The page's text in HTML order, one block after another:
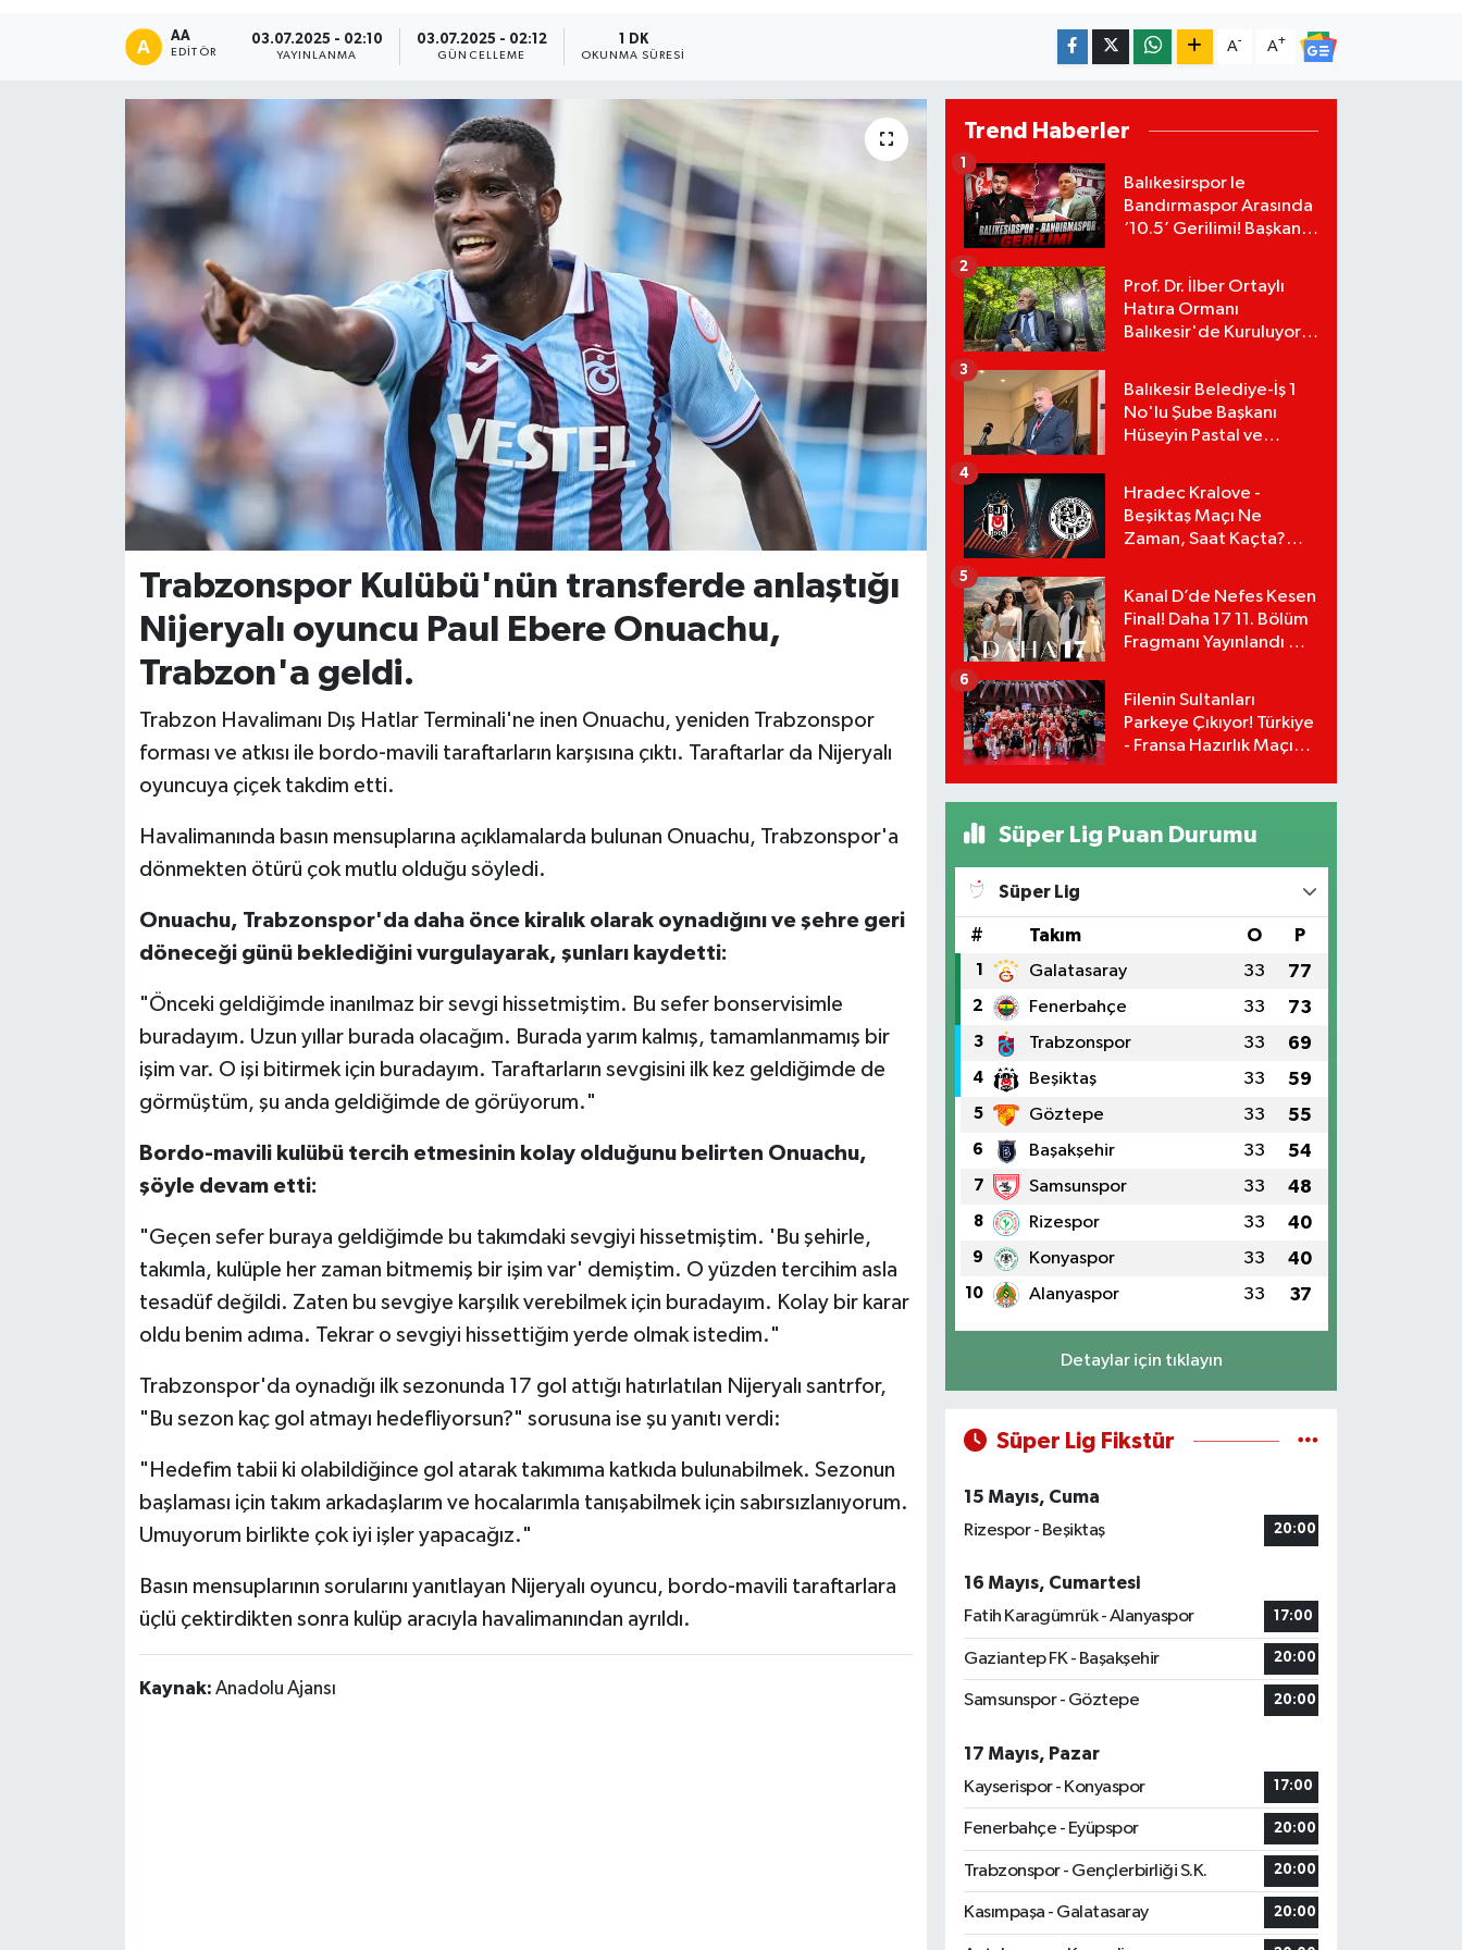
AA
EDITÖR
03.07.2025 - 02:10
YAYINLANMA
03.07.2025 - 02:12
GÜNCELLEME
1 DK
OKUNMA SÜRESI
A- A+
Trabzonspor Kulübü'nün transferde anlaştığı
Nijeryalı oyuncu Paul Ebere Onuachu,
Trabzon'a geldi.
Trabzon Havalimanı Dış Hatlar Terminali'ne inen Onuachu, yeniden Trabzonspor
forması ve atkısı ile bordo-mavili taraftarların karşısına çıktı. Taraftarlar da Nijeryalı
oyuncuya çiçek takdim etti.
Havalimanında basın mensuplarına açıklamalarda bulunan Onuachu, Trabzonspor'a
dönmekten ötürü çok mutlu olduğu söyledi.
Onuachu, Trabzonspor'da daha önce kiralık olarak oynadığını ve şehre geri
döneceği günü beklediğini vurgulayarak, şunları kaydetti:
"Önceki geldiğimde inanılmaz bir sevgi hissetmiştim. Bu sefer bonservisimle
buradayım. Uzun yıllar burada olacağım. Burada yarım kalmış, tamamlanmamış bir
işim var. O işi bitirmek için buradayım. Taraftarların sevgisini ilk kez geldiğimde de
görmüştüm, şu anda geldiğimde de görüyorum."
Bordo-mavili kulübü tercih etmesinin kolay olduğunu belirten Onuachu,
şöyle devam etti:
"Geçen sefer buraya geldiğimde bu takımdaki sevgiyi hissetmiştim. 'Bu şehirle,
takımla, kulüple her zaman bitmemiş bir işim var' demiştim. O yüzden tercihim asla
tesadüf değildi. Zaten bu sevgiye karşılık verebilmek için buradayım. Kolay bir karar
oldu benim adıma. Tekrar o sevgiyi hissettiğim yerde olmak istedim."
Trabzonspor'da oynadığı ilk sezonunda 17 gol attığı hatırlatılan Nijeryalı santrfor,
"Bu sezon kaç gol atmayı hedefliyorsun?" sorusuna ise şu yanıtı verdi:
"Hedefim tabii ki olabildiğince gol atarak takımıma katkıda bulunabilmek. Sezonun
başlaması için takım arkadaşlarım ve hocalarımla tanışabilmek için sabırsızlanıyorum.
Umuyorum birlikte çok iyi işler yapacağız."
Basın mensuplarının sorularını yanıtlayan Nijeryalı oyuncu, bordo-mavili taraftarlara
üçlü çektirdikten sonra kulüp aracıyla havalimanından ayrıldı.
Kaynak: Anadolu Ajansı
Trend Haberler
Balıkesirspor le
Bandırmaspor Arasında
‘10.5’ Gerilimi! Başkan
Murat Karakoyun'a Sert
Tepki!
1
Prof. Dr. İlber Ortaylı
Hatıra Ormanı
Balıkesir'de Kuruluyor!
Bağışlarını Başlattı!
2
Balıkesir Belediye-İş 1
No'lu Şube Başkanı
Hüseyin Pastal ve
3
Hradec Kralove -
Beşiktaş Maçı Ne
Zaman, Saat Kaçta?
Detayları!
4
Kanal D’de Nefes Kesen
Final! Daha 17 11. Bölüm
Fragmanı Yayınlandı Mı?
5
Filenin Sultanları
Parkeye Çıkıyor! Türkiye
- Fransa Hazırlık Maçı
6
Süper Lig Puan Durumu
Süper Lig
# Takım O P
1 Galatasaray 33 77
2 Fenerbahçe 33 73
3 Trabzonspor 33 69
4 Beşiktaş 33 59
5 Göztepe 33 55
6 Başakşehir 33 54
7 Samsunspor 33 48
8 Rizespor 33 40
9 Konyaspor 33 40
10 Alanyaspor 33 37
Detaylar için tıklayın
Süper Lig Fikstür
15 Mayıs, Cuma
Rizespor - Beşiktaş
20:00
16 Mayıs, Cumartesi
Fatih Karagümrük - Alanyaspor
17:00
Gaziantep FK - Başakşehir 20:00
Samsunspor - Göztepe 20:00
17 Mayıs, Pazar
Kayserispor - Konyaspor
17:00
Fenerbahçe - Eyüpspor 20:00
Trabzonspor - Gençlerbirliği S.K. 20:00
Kasımpaşa - Galatasaray 20:00
KENT GÜNDEMİ
MAGAZİN
Resmi İlanlar
Savaştepe
SÜRMANŞET
TARİHTE BUGÜN
TEKNOLOJİ